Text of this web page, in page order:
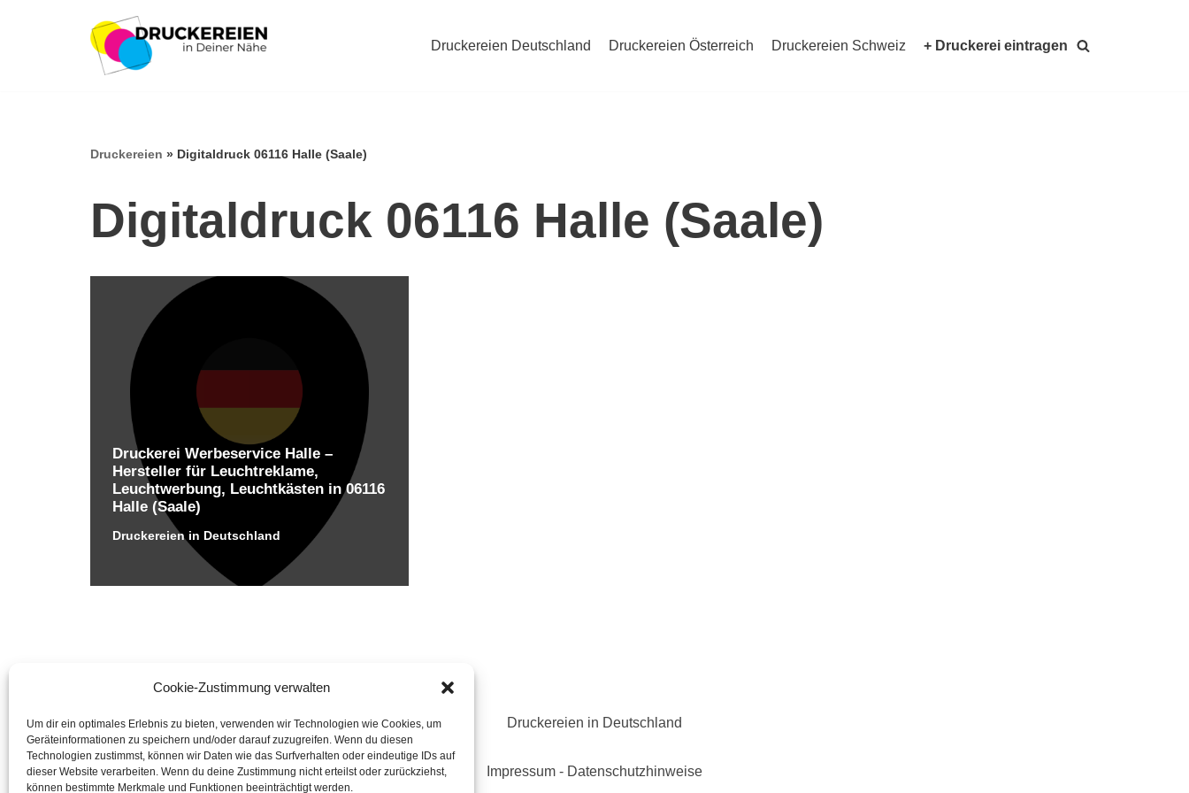
Cookie-Zustimmung verwalten
Um dir ein optimales Erlebnis zu bieten, verwenden wir Technologien wie Cookies, um
Geräteinformationen zu speichern und/oder darauf zuzugreifen. Wenn du diesen
Technologien zustimmst, können wir Daten wie das Surfverhalten oder eindeutige IDs auf
dieser Website verarbeiten. Wenn du deine Zustimmung nicht erteilst oder zurückziehst,
können bestimmte Merkmale und Funktionen beeinträchtigt werden.
Druckereien Deutschland Druckereien Österreich Druckereien Schweiz + Druckerei eintragen
Druckereien » Digitaldruck 06116 Halle (Saale)
Digitaldruck 06116 Halle (Saale)
Druckerei Werbeservice Halle –
Hersteller für Leuchtreklame,
Leuchtwerbung, Leuchtkästen in 06116
Halle (Saale)
Druckereien in Deutschland
Druckereien in Deutschland
Impressum - Datenschutzhinweise